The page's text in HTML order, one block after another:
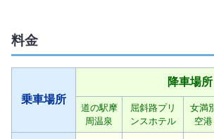
料金
乗車場所
降車場所
道の駅摩
周温泉
屈斜路プリ
ンスホテル
女満
空港